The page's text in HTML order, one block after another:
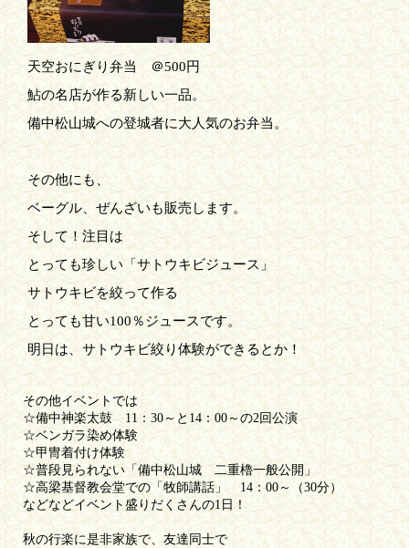
天空おにぎり弁当 ＠500円
鮎の名店が作る新しい一品。
備中松山城への登城者に大人気のお弁当。
その他にも、
ベーグル、ぜんざいも販売します。
そして！注目は
とっても珍しい「サトウキビジュース」
サトウキビを絞って作る
とっても甘い100％ジュースです。
明日は、サトウキビ絞り体験ができるとか！
その他イベントでは
☆備中神楽太鼓 11：30～と14：00～の2回公演
☆ベンガラ染め体験
☆甲冑着付け体験
☆普段見られない「備中松山城 二重櫓一般公開」
☆高梁基督教会堂での「牧師講話」 14：00～（30分）
などなどイベント盛りだくさんの1日！
秋の行楽に是非家族で、友達同士で